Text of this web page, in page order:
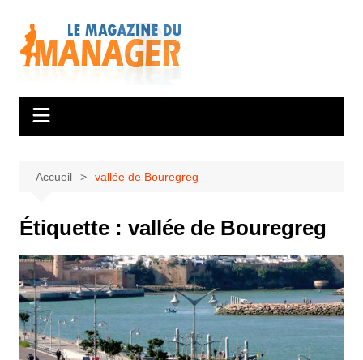
contenu
Accueil vallée de Bouregreg
Étiquette : vallée de Bouregreg